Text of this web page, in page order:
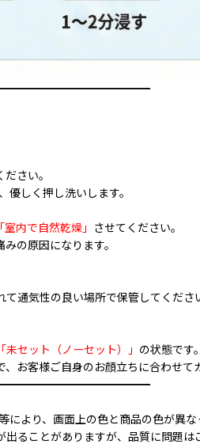
さい。
優しく押し洗いします。
内で自然乾燥」
させてください。
の原因になります。
通気性の良い場所で保管してくださ
「未セット（ノーセット）」 の状態です。
お客様ご自身のお顔立ちに合わせて
より、画面上の色と商品の色が異な
ることがありますが、品質に問題は